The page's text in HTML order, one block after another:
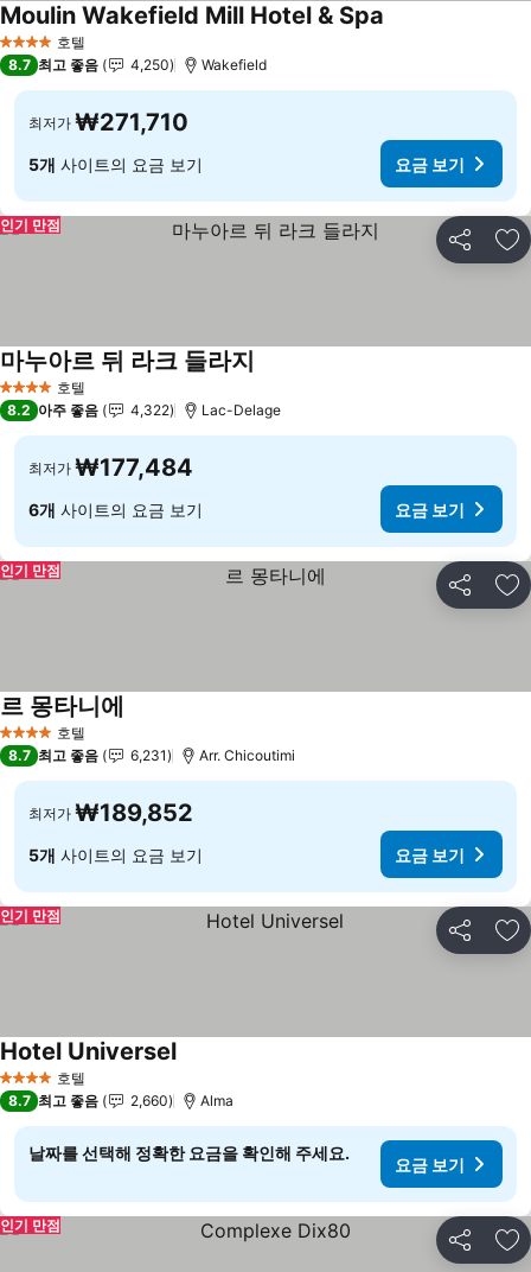
4 성급 호텔
Moulin Wakefield Mill Hotel & Spa
8.7 최고 좋음 4,250 Wakefield
최저가 ₩271,710
5개 사이트의 요금 보기 요금 보기
공유 즐
인기 만점
4 성급 호텔
마누아르 뒤 라크 들라지
8.2 아주 좋음 4,322 Lac-Delage
최저가 ₩177,484
6개 사이트의 요금 보기 요금 보기
공유 즐
인기 만점
4 성급 호텔
르 몽타니에
8.7 최고 좋음 6,231 Arr. Chicoutimi
최저가 ₩189,852
5개 사이트의 요금 보기 요금 보기
공유 즐
인기 만점
4 성급 호텔
Hotel Universel
8.7 최고 좋음 2,660 Alma
날짜를 선택해 정확한 요금을 확인해 주세요.
요금 보기
공유 즐
인기 만점